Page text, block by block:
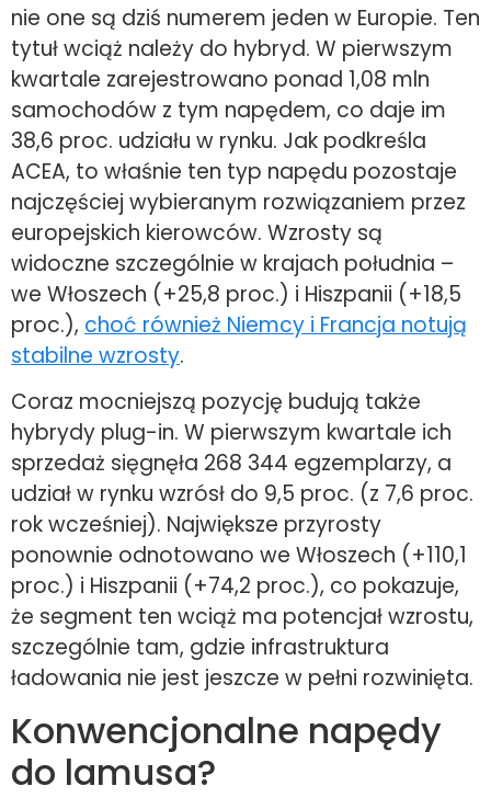
nie one są dziś numerem jeden w Europie. Ten
tytuł wciąż należy do hybryd. W pierwszym
kwartale zarejestrowano ponad 1,08 mln
samochodów z tym napędem, co daje im
38,6 proc. udziału w rynku. Jak podkreśla
ACEA, to właśnie ten typ napędu pozostaje
najczęściej wybieranym rozwiązaniem przez
europejskich kierowców. Wzrosty są
widoczne szczególnie w krajach południa –
we Włoszech (+25,8 proc.) i Hiszpanii (+18,5
proc.), choć również Niemcy i Francja notują
stabilne wzrosty.
Coraz mocniejszą pozycję budują także
hybrydy plug-in. W pierwszym kwartale ich
sprzedaż sięgnęła 268 344 egzemplarzy, a
udział w rynku wzrósł do 9,5 proc. (z 7,6 proc.
rok wcześniej). Największe przyrosty
ponownie odnotowano we Włoszech (+110,1
proc.) i Hiszpanii (+74,2 proc.), co pokazuje,
że segment ten wciąż ma potencjał wzrostu,
szczególnie tam, gdzie infrastruktura
ładowania nie jest jeszcze w pełni rozwinięta.
Konwencjonalne napędy
do lamusa?